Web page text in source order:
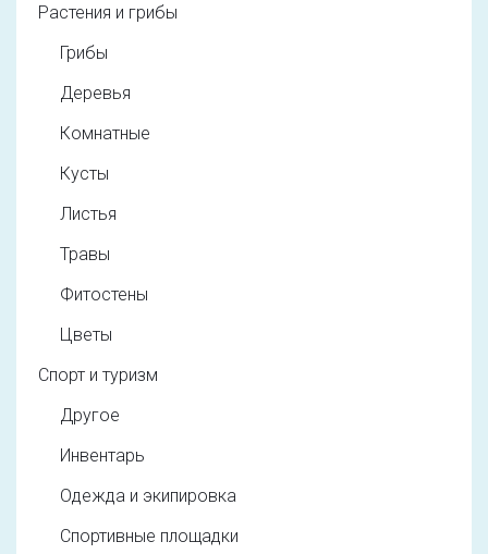
Растения и грибы
Грибы
Деревья
Комнатные
Кусты
Листья
Травы
Фитостены
Цветы
Спорт и туризм
Другое
Инвентарь
Одежда и экипировка
Спортивные площадки